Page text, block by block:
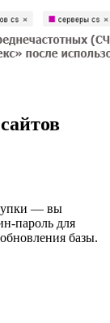
— вы
пароль для
базы.